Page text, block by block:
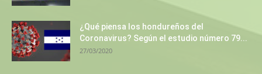
¿Qué piensa los hondureños del
Coronavirus? Según el estudio número 79...
27/03/2020